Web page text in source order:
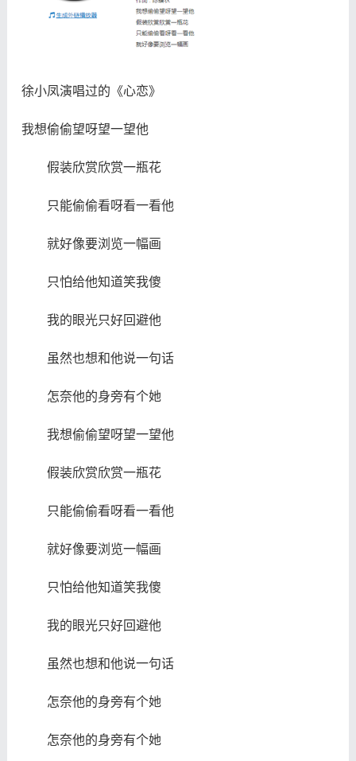
徐小凤演唱过的《心恋》
我想偷偷望呀望一望他
假装欣赏欣赏一瓶花
只能偷偷看呀看一看他
就好像要浏览一幅画
只怕给他知道笑我傻
我的眼光只好回避他
虽然也想和他说一句话
怎奈他的身旁有个她
我想偷偷望呀望一望他
假装欣赏欣赏一瓶花
只能偷偷看呀看一看他
就好像要浏览一幅画
只怕给他知道笑我傻
我的眼光只好回避他
虽然也想和他说一句话
怎奈他的身旁有个她
怎奈他的身旁有个她